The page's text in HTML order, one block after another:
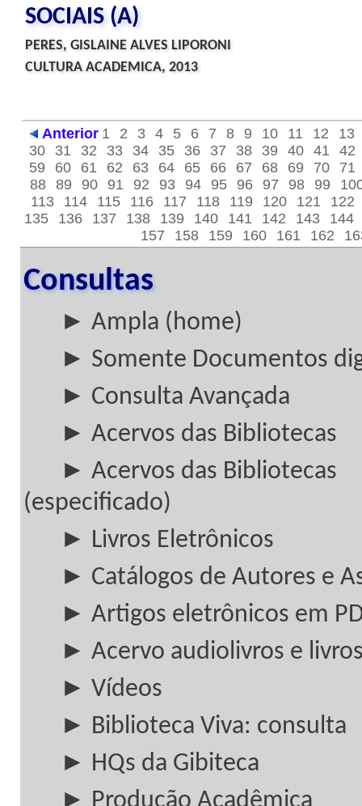
SOCIAIS (A)
PERES, GISLAINE ALVES LIPORONI
CULTURA ACADEMICA, 2013
Anterior 1 2 3 4 5 6 7 8 9 10 11 12
13
30
31 32 33 34 35 36 37 38 39 40 41
42
59
60 61 62 63 64 65 66 67 68 69 70
71
88 89 90 91 92 93 94 95 96 97 98 99
113
114 115 116 117 118 119 120 121
122
135
136 137 138 139 140 141 142 143
144
157
158 159 160 161 162
Consultas
► Ampla (home)
► Somente Documentos
► Consulta Avançada
► Acervos das Bibliotecas
► Acervos das Bibliotecas
(especificado)
► Livros Eletrônicos
► Catálogos de Autores e
► Artigos eletrônicos em
► Acervo audiolivros e
► Vídeos
► Biblioteca Viva: consulta
► HQs da Gibiteca